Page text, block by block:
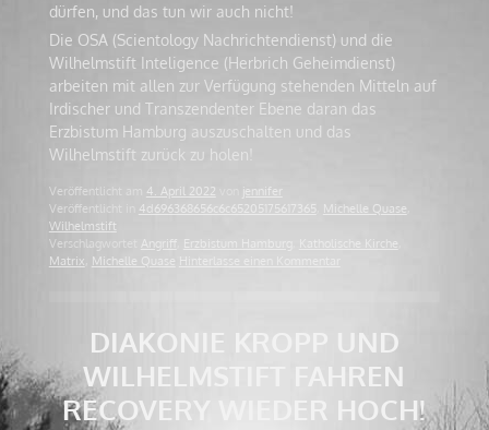
dürfen, und das tun wir auch nicht!
Die OSA (Scientology Nachrichtendienst) und die
Wilhelmstift Inteligence (Herbrich Geheimdienst)
arbeiten mit allen zur Verfügung stehenden Mitteln auf
Irdischer und Transzendenter Ebene daran das
Erzbistum Hamburg auszuschalten und das
Wilhelmstift zurück zu holen!
Veröffentlicht am 4. April 2022
jennifer
Veröffentlicht in 4d696368656c6c65205175617365 Michelle Quase
Wilhelmstift
Verschlagwortet Angriff, Erzbistum Hamburg Katholische Kirche
Matrix Michelle Quase Hinterlasse einen Kommentar
DIAKONIE KROPP UND
WILHELMSTIFT FAHREN
RECOVERY WIEDER HOCH!